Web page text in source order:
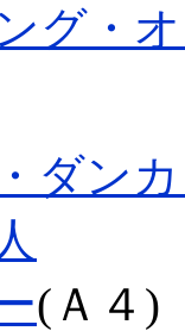
グ・
ダン
(Ａ４)